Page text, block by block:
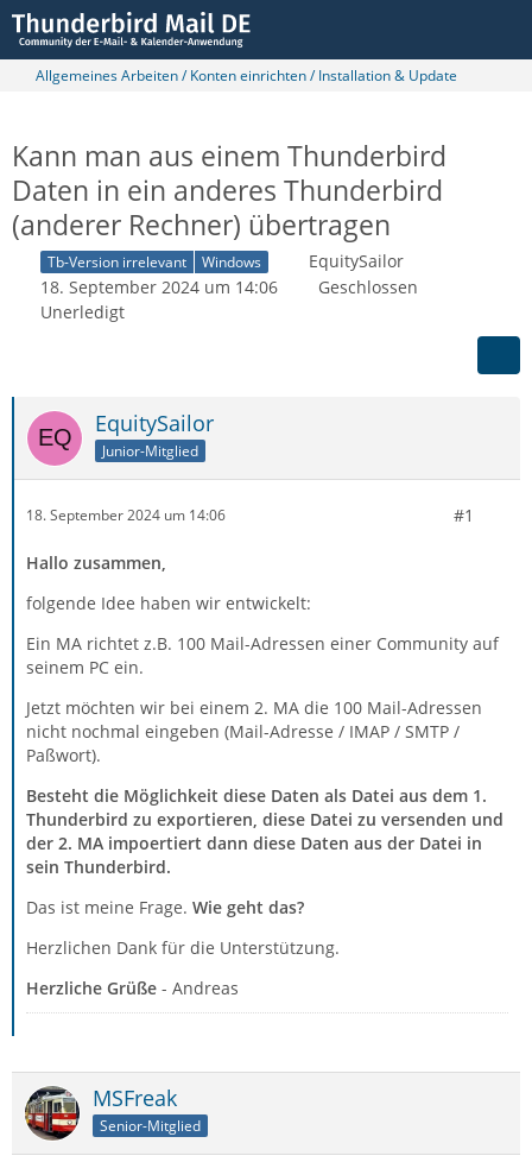
Allgemeines Arbeiten / Konten einrichten / Installation & Update
Kann man aus einem Thunderbird
Daten in ein anderes Thunderbird
(anderer Rechner) übertragen
Tb-Version irrelevant Windows
EquitySailor
18. September 2024 um 14:06
Geschlossen
Unerledigt
EquitySailor
Junior-Mitglied
18. September 2024 um 14:06 #1
Hallo zusammen,
folgende Idee haben wir entwickelt:
Ein MA richtet z.B. 100 Mail-Adressen einer Community auf
seinem PC ein.
Jetzt möchten wir bei einem 2. MA die 100 Mail-Adressen
nicht nochmal eingeben (Mail-Adresse / IMAP / SMTP /
Paßwort).
Besteht die Möglichkeit diese Daten als Datei aus dem 1.
Thunderbird zu exportieren, diese Datei zu versenden und
der 2. MA impoertiert dann diese Daten aus der Datei in
sein Thunderbird.
Das ist meine Frage. Wie geht das?
Herzlichen Dank für die Unterstützung.
Herzliche Grüße - Andreas
MSFreak
Senior-Mitglied